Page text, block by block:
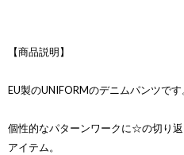
【商品説明】
EU製のUNIFORMのデニムパンツです
個性的なパターンワークに☆の切り
アイテム。